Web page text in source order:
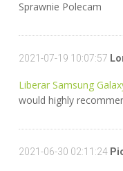
Sprawnie Polecam
2021-07-19 10:07:57
Liberar Samsung
would highly
2021-06-30 02:11:24